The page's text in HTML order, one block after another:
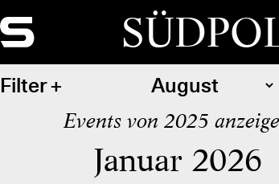
Filter
Events von 2025
Januar 2026